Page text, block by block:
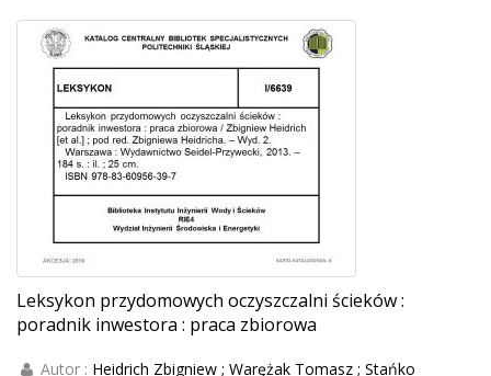
Leksykon przydomowych oczyszczalni ścieków :
poradnik inwestora : praca zbiorowa
Autor : Heidrich Zbigniew ; Warężak Tomasz ; Stańko